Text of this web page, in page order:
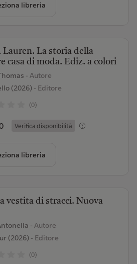
libreria
Lauren. La storia della
casa di moda. Ediz. a colori
- Autore
(2026)- Editore
(0)
Verifica disponibilità
libreria
vestita di stracci. Nuova
- Autore
(2026)- Editore
(0)